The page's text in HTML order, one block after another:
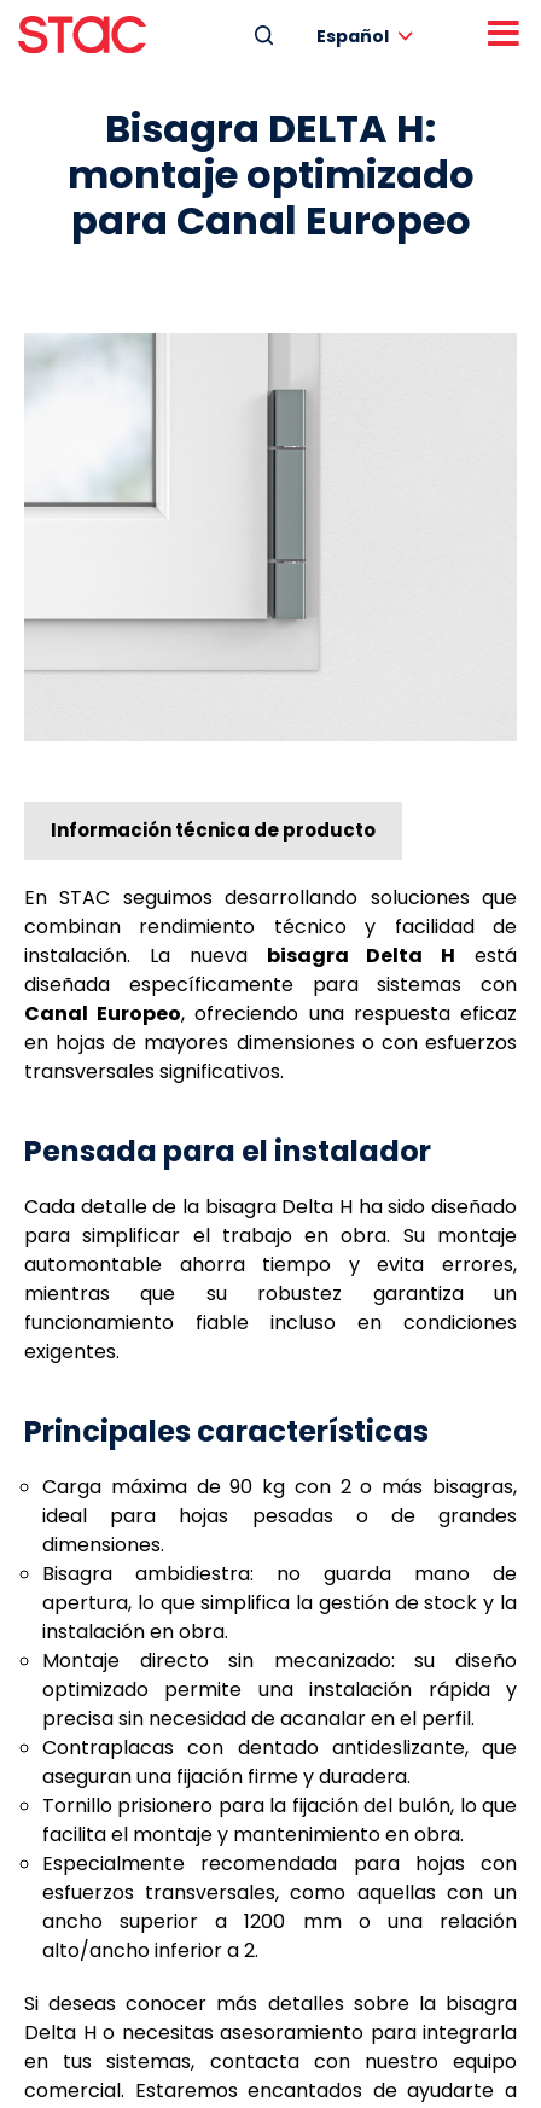
Español
Bisagra DELTA H:
montaje optimizado
para Canal Europeo
Información técnica de producto
En STAC seguimos desarrollando soluciones que
combinan rendimiento técnico y facilidad de
instalación. La nueva bisagra Delta H está
diseñada específicamente para sistemas con
Canal Europeo, ofreciendo una respuesta eficaz
en hojas de mayores dimensiones o con esfuerzos
transversales significativos.
Pensada para el instalador
Cada detalle de la bisagra Delta H ha sido diseñado
para simplificar el trabajo en obra. Su montaje
automontable ahorra tiempo y evita errores,
mientras que su robustez garantiza un
funcionamiento fiable incluso en condiciones
exigentes.
Principales características
Carga máxima de 90 kg con 2 o más bisagras,
ideal para hojas pesadas o de grandes
dimensiones.
Bisagra ambidiestra: no guarda mano de
apertura, lo que simplifica la gestión de stock y la
instalación en obra.
Montaje directo sin mecanizado: su diseño
optimizado permite una instalación rápida y
precisa sin necesidad de acanalar en el perfil.
Contraplacas con dentado antideslizante, que
aseguran una fijación firme y duradera.
Tornillo prisionero para la fijación del bulón, lo que
facilita el montaje y mantenimiento en obra.
Especialmente recomendada para hojas con
esfuerzos transversales, como aquellas con un
ancho superior a 1200 mm o una relación
alto/ancho inferior a 2.
Si deseas conocer más detalles sobre la bisagra
Delta H o necesitas asesoramiento para integrarla
en tus sistemas, contacta con nuestro equipo
comercial. Estaremos encantados de ayudarte a